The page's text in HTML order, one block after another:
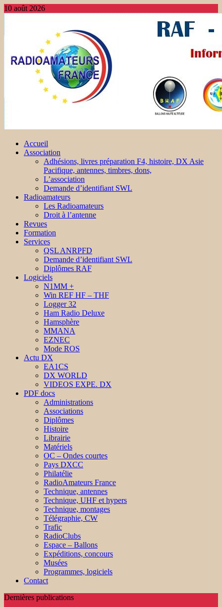
10 août 2026
Accueil
Association
Adhésions, livres préparation F4, histoire, DX Asie
Pacifique, antennes, timbres, dons,
L’association
Demande d’identifiant SWL
Radioamateurs
Les Radioamateurs
Droit à l’antenne
Revues
Formation
Services
QSL ANRPFD
Demande d’identifiant SWL
Diplômes RAF
Logiciels
N1MM +
Win REF HF – THF
Logger 32
Ham Radio Deluxe
Hamsphère
MMANA
EZNEC
Mode ROS
Actu DX
EA1CS
DX WORLD
VIDEOS EXPE. DX
PDF docs
Administrations
Associations
Diplômes
Histoire
Librairie
Matériels
OC – Ondes courtes
Pays DXCC
Philatélie
RadioAmateurs France
Technique, antennes
Technique, UHF et hypers
Technique, montages
Télégraphie, CW
Trafic
RadioClubs
Espace – Ballons
Expéditions, concours
Musées
Programmes, logiciels
Contact
Dernières publications